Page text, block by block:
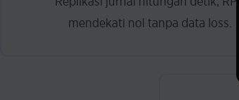
mendekati nol tanpa data loss.